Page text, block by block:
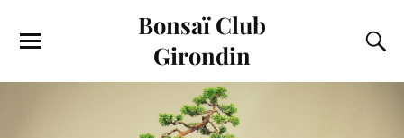
Bonsaï Club
Girondin